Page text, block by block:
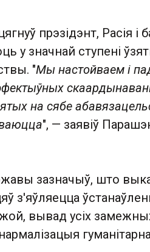
прэзідэнт, Расія і
у значнай ступені
"Мы настойваем і
на сябе
", — заявіў
зазначыў, што
з'яўляецца
вывад усіх